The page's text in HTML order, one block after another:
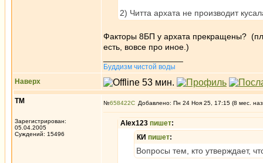
2) Читта архата не производит
Факторы 8БП у архата прекращены?
есть, вовсе про иное.)
Буддизм чистой воды
Наверх
ТМ
Зарегистрирован:
05.04.2005
Суждений: 15496
№658422 Добавлено: Пн 24 Ноя 25, 17:15 (8 мес.
Alex123 пишет:
КИ пишет:
Вопросы тем, кто утверждает,